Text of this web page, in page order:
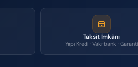
Taksit İmkânı
Yapı Kredi · Vakıfbank · Garanti